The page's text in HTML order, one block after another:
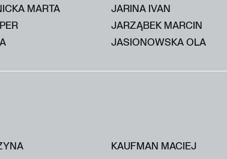
MARTA
JARINA IVAN
JARZĄBEK MARCIN
JASIONOWSKA OLA
KAUFMAN MACIEJ